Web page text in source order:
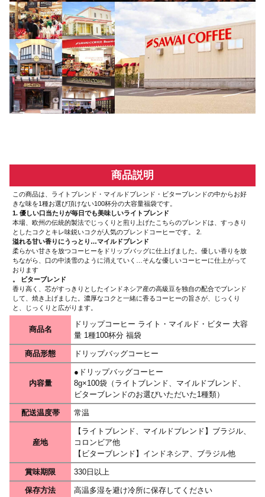
商品説明
この商品は、ライトブレンド・マイルドブレンド・ビターブレンドの中からお好
きな味を1種お選び頂けない100杯分の大容量福袋です。
1. 優しい口当たりが毎日でも美味しいライトブレンド
本場、欧州の伝統的製法でじっくりと煎り上げたこちらのブレンドは、すっきり
としたコクとキレ味鋭いコクが人気のブレンドコーヒーです。 2.
溢れる甘い香りにうっとり…マイルドブレンド
柔らかい甘さを放つコーヒーをドリップバッグに仕上げました。優しい香りを放
ちながら、口の中淡雪のように消えていく…そんな優しいコーヒーに仕上がって
おります
。 ビターブレンド
香り高く、芯がすっきりとしたインドネシア産の高級豆を独自の配合でブレンド
して、焼き上げました。濃厚なコクと一緒に香るコーヒーの旨さが、じっくり
と、じっくりと広がります。
商品名
ドリップコーヒー ライト・マイルド・ビター 大容
量 1種100杯分 福袋
商品形態 ドリップバッグコーヒー
内容量
●ドリップバッグコーヒー
8g×100袋（ライトブレンド、マイルドブレンド、
ビターブレンドのお選びいただいた1種類）
配送温度帯 常温
産地
【ライトブレンド、マイルドブレンド】ブラジル、
コロンビア他
【ビターブレンド】インドネシア、ブラジル他
賞味期限 330日以上
保存方法 高温多湿を避け冷所に保存してください